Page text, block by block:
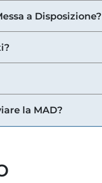
a Disposizione?
la MAD?